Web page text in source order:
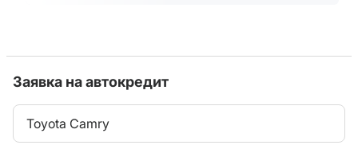
Заявка на автокредит
Toyota Camry